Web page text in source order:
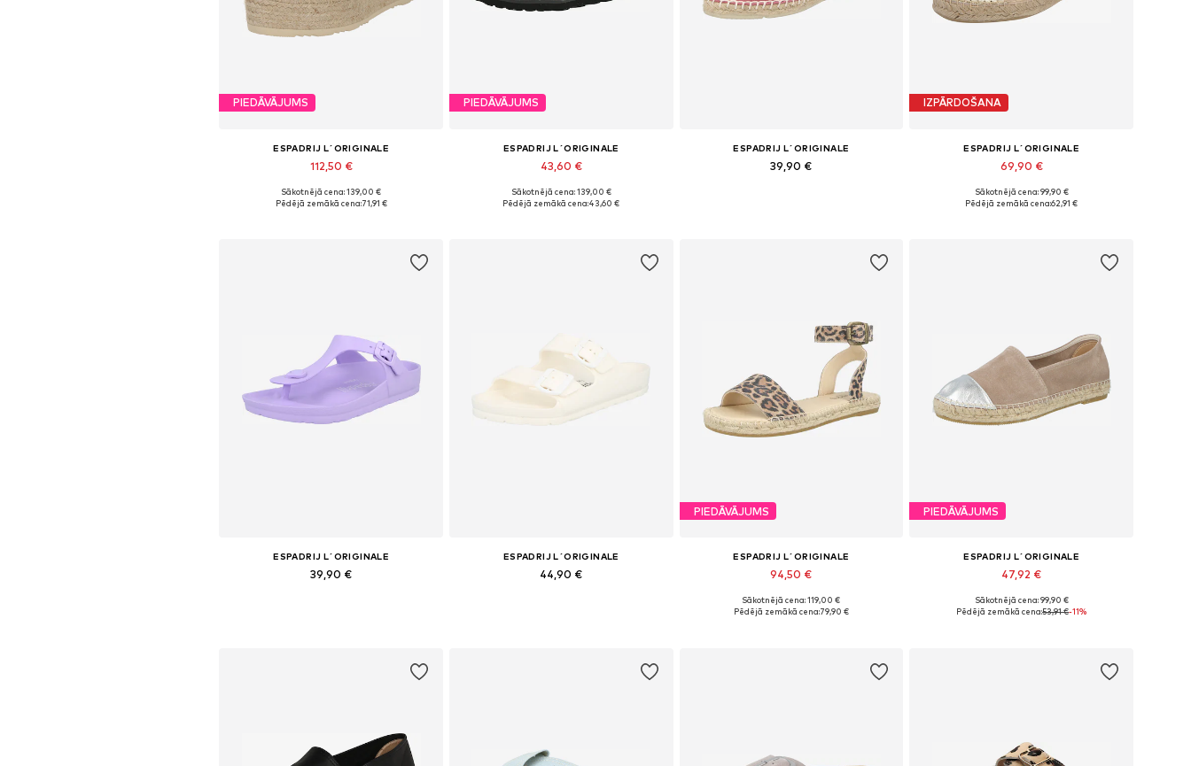
PIEDĀVĀJUMS
ESPADRIJ L´ORIGINALE
112,50 €
Pieejamie izmēri: 38, 39, 40, 41, 42
Sākotnējā cena: 139,00 €
Pēdējā zemākā cena:71,91 €
PIEDĀVĀJUMS
ESPADRIJ L´ORIGINALE
43,60 €
Pieejamie izmēri: 37, 39, 40, 41
Sākotnējā cena: 139,00 €
Pēdējā zemākā cena:43,60 €
ESPADRIJ L´ORIGINALE
39,90 €
IZPĀRDOŠANA
ESPADRIJ L´ORIGINALE
69,90 €
Pieejamie izmēri: 36, 37, 38, 39, 40
Sākotnējā cena: 99,90 €
Pēdējā zemākā cena:62,91 €
ESPADRIJ L´ORIGINALE
39,90 €
ESPADRIJ L´ORIGINALE
44,90 €
PIEDĀVĀJUMS
ESPADRIJ L´ORIGINALE
94,50 €
Pieejamie izmēri: 36, 38, 39, 40, 41, 42
Sākotnējā cena: 119,00 €
Pēdējā zemākā cena:79,90 €
PIEDĀVĀJUMS
ESPADRIJ L´ORIGINALE
47,92 €
Pieejams daudzos izmēros
Sākotnējā cena: 99,90 €
Pēdējā zemākā cena:53,91 €-11%